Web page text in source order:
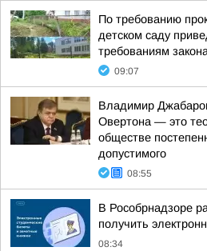
По требованию
детском саду
требованиям закона
09:07
Владимир
Овертона — это
обществе
допустимого
08:55
В Рособрнадзоре
получить
08:34